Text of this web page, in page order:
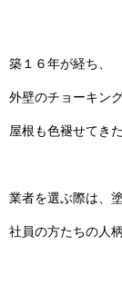
築１６年が経ち、
外壁のチョーキン
屋根も色褪せてき
業者を選ぶ際は、
社員の方たちの人